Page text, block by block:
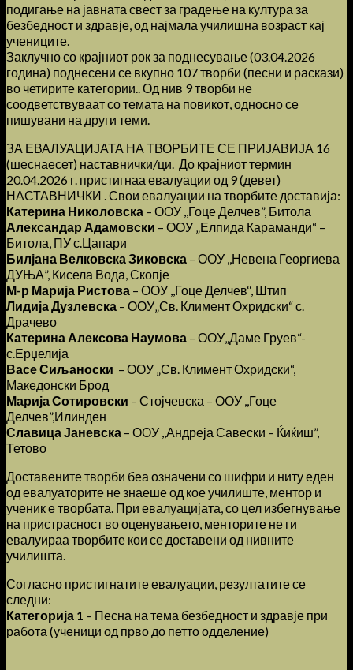
подигање на јавната свест за градење на култура за
безбедност и здравје, од најмала училишна возраст кај
учениците.
Заклучно со крајниот рок за поднесување (03.04.2026
година) поднесени се вкупно 107 творби (песни и раскази)
во четирите категории.. Од нив 9 творби не
соодветствуваат со темата на повикот, односно се
пишувани на други теми.
ЗА ЕВАЛУАЦИЈАТА НА ТВОРБИТЕ СЕ ПРИЈАВИЈА 16
(шеснаесет) наставнички/ци. До крајниот термин
20.04.2026 г. пристигнаа евалуации од 9 (девет)
НАСТАВНИЧКИ . Свои евалуации на творбите доставија:
Катерина Николовска – ООУ ,,Гоце Делчев”, Битола
Александар Адамовски – ООУ „Елпида Караманди“ –
Битола, ПУ с.Цапари
Билјана Велковска Зиковска – ООУ ,,Невена Георгиева
ДУЊА”, Кисела Вода, Скопје
М-р Марија Ристова – ООУ ,,Гоце Делчев‘‘, Штип
Лидија Дузлевска – ООУ„Св. Климент Охридски“ с.
Драчево
Катерина Алексова Наумова – ООУ„Даме Груев“-
с.Ерџелија
Васе Сиљаноски – ООУ „Св. Климент Охридски“,
Македонски Брод
Марија Сотировски – Стојчевска – ООУ ,,Гоце
Делчев”,Илинден
Славица Јаневска – ООУ ,,Андреја Савески – Ќиќиш”,
Тетово
Доставените творби беа означени со шифри и ниту еден
од евалуаторите не знаеше од кое училиште, ментор и
ученик е творбата. При евалуацијата, со цел избегнување
на пристрасност во оценувањето, менторите не ги
евалуираа творбите кои се доставени од нивните
училишта.
Согласно пристигнатите евалуации, резултатите се
следни:
Категорија 1 – Песна на тема безбедност и здравје при
работа (ученици од прво до петто одделение)